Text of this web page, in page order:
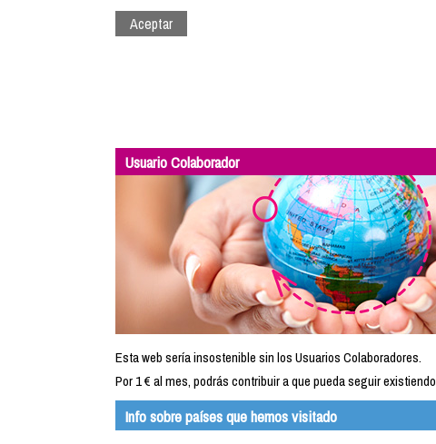
Usuario Colaborador
Esta web sería insostenible sin los Usuarios Colaboradores.
Por 1 € al mes, podrás contribuir a que pueda seguir
Info sobre países que hemos visitado